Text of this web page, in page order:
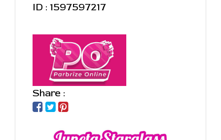
ID : 1597597217
Share :